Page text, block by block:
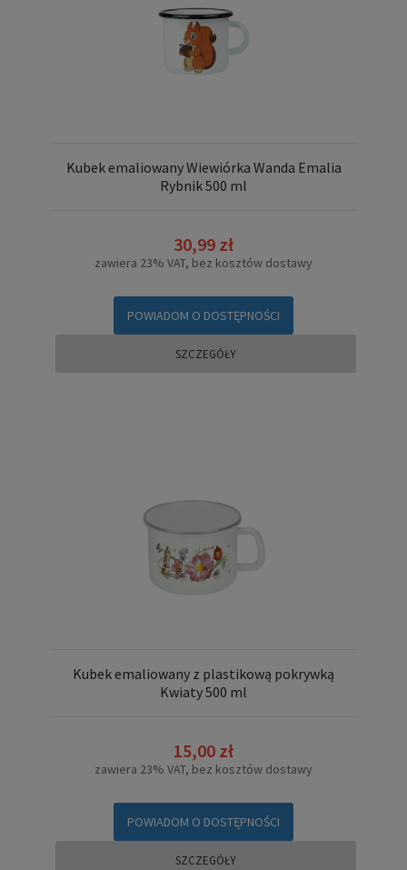
Kubek emaliowany Wiewiórka Wanda Emalia
Rybnik 500 ml
30,99 zł
zawiera 23% VAT, bez kosztów dostawy
POWIADOM O DOSTĘPNOŚCI
SZCZEGÓŁY
Kubek emaliowany z plastikową pokrywką
Kwiaty 500 ml
15,00 zł
zawiera 23% VAT, bez kosztów dostawy
POWIADOM O DOSTĘPNOŚCI
SZCZEGÓŁY